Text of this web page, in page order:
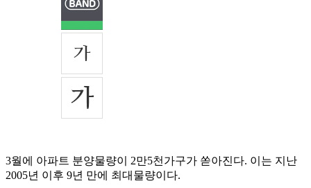
3월에 아파트 분양물량이 2만5천가구가 쏟아진다. 이는 지난
2005년 이후 9년 만에 최대물량이다.